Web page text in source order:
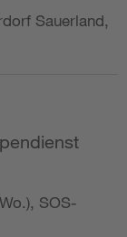
Sauerland,
SOS-